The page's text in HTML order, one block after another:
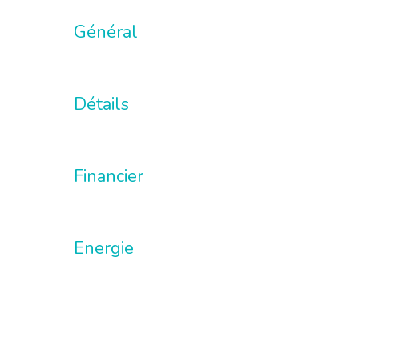
Général
Détails
Financier
Energie